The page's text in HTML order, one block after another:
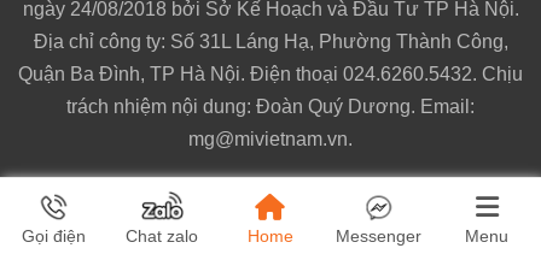
minh như:
Cảm biến khoảng cách dToF hướng lên: Tính
toán chính xác khoảng cách phía trên, đảm bảo
LiDAR được nâng lên hoặc thu gọn đúng thời
điểm, tránh tình trạng va chạm.
Cảm biến tiếp xúc trên đỉnh máy: Phát hiện
các vật cản trên cao, ngăn ngừa nguy cơ trầy
ngày 24/08/2018 bởi Sở Kế Hoạch và Đầu Tư TP Hà Nội.
Địa chỉ công ty: Số 31L Láng Hạ, Phường Thành Công,
Quận Ba Đình, TP Hà Nội. Điện thoại 024.6260.5432. Chịu
trách nhiệm nội dung: Đoàn Quý Dương. Email:
mg@mivietnam.vn.
Gọi điện Chat zalo Home Messenger Menu